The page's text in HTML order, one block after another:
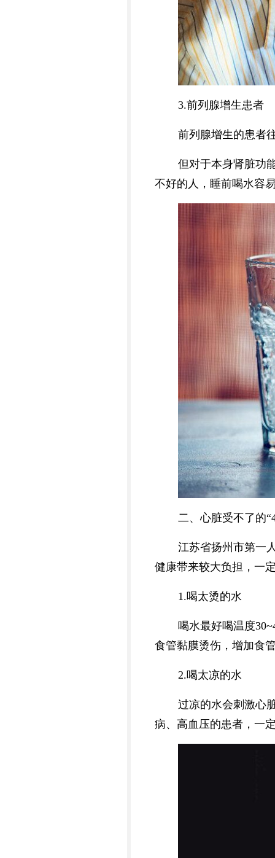
3.前列腺增生患者
前列腺增生的患者
但对于本身肾脏功
不好的人，睡前喝水容
二、心脏受不了的
江苏省扬州市第一
健康带来较大负担，一
1.喝太烫的水
喝水最好喝温度
食管黏膜烫伤，增加食
2.喝太凉的水
过凉的水会刺激心
病、高血压的患者，一